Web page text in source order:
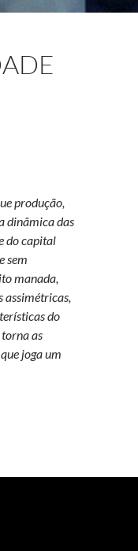
produção,
dinâmica das
do capital
sem
manada,
assimétricas,
do
as
joga um
do capital fictício